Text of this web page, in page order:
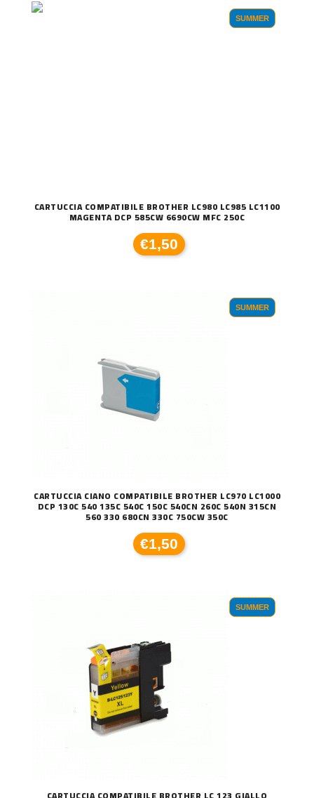
SUMMER
CARTUCCIA COMPATIBILE BROTHER LC980 LC985 LC1100
MAGENTA DCP 585CW 6690CW MFC 250C
€1,50
SUMMER
CARTUCCIA CIANO COMPATIBILE BROTHER LC970 LC1000
DCP 130C 540 135C 540C 150C 540CN 260C 540N 315CN
560 330 680CN 330C 750CW 350C
€1,50
SUMMER